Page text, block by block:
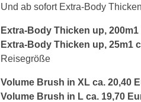
Und ab sofort Extra-Body
Extra-Body Thicken up, 200m1
Extra-Body Thicken up, 25m1
Reisegröße
Volume Brush in XL ca. 20,40
Volume Brush in L ca. 19,70